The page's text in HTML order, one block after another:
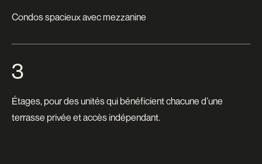
Condos spacieux avec mezzanine
3
Étages, pour des unités qui bénéficient chacune d’une
terrasse privée et accès indépendant.